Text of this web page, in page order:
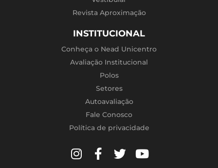
Revista Aproximação
INSTITUCIONAL
Conheça o Nead Unicentro
Avaliação Institucional
Polos
Setores
Autoavaliação
Fale Conosco
Política de privacidade